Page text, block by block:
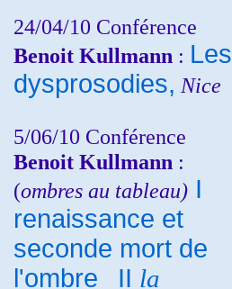
24/04/10 Conférence
Benoit Kullmann : Les
dysprosodies, Nice
5/06/10 Conférence
Benoit Kullmann :
(ombres au tableau) I
renaissance et
seconde mort de
l'ombre
II la